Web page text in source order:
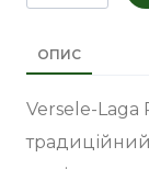
ОПИС
Versele-